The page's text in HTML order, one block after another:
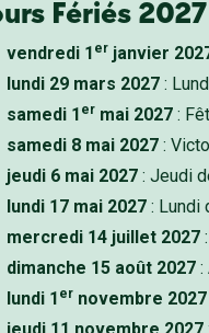
Fériés 2027
vendredi 1 erjanvier
lundi 29 mars 2027:
samedi 1 ermai 2027:
samedi 8 mai 2027:
jeudi 6 mai 2027: Jeudi
lundi 17 mai 2027: Lundi
mercredi 14 juillet 2027:
dimanche 15 août 2027:
lundi 1 ernovembre 2027
jeudi 11 novembre 2027